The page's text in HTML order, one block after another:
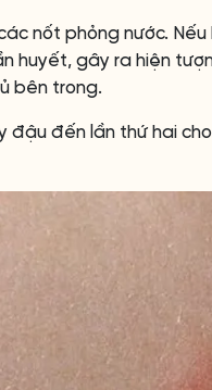
nốt phỏng nước.
huyết, gây ra hiện
bên trong.
đậu đến lần thứ hai